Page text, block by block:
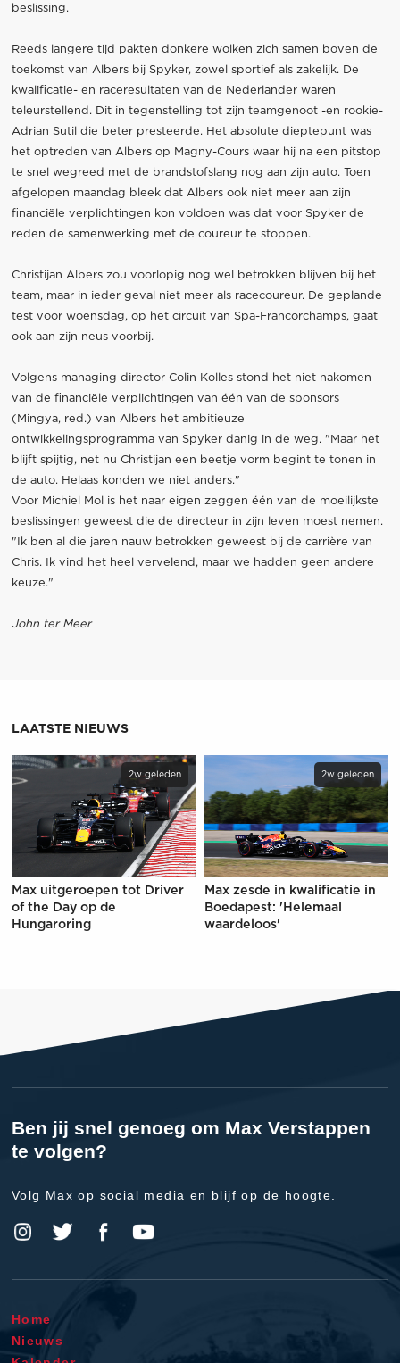
beslissing.
Reeds langere tijd pakten donkere wolken zich samen boven de
toekomst van Albers bij Spyker, zowel sportief als zakelijk. De
kwalificatie- en raceresultaten van de Nederlander waren
teleurstellend. Dit in tegenstelling tot zijn teamgenoot -en rookie-
Adrian Sutil die beter presteerde. Het absolute dieptepunt was
het optreden van Albers op Magny-Cours waar hij na een pitstop
te snel wegreed met de brandstofslang nog aan zijn auto. Toen
afgelopen maandag bleek dat Albers ook niet meer aan zijn
financiële verplichtingen kon voldoen was dat voor Spyker de
reden de samenwerking met de coureur te stoppen.
Christijan Albers zou voorlopig nog wel betrokken blijven bij het
team, maar in ieder geval niet meer als racecoureur. De geplande
test voor woensdag, op het circuit van Spa-Francorchamps, gaat
ook aan zijn neus voorbij.
Volgens managing director Colin Kolles stond het niet nakomen
van de financiële verplichtingen van één van de sponsors
(Mingya, red.) van Albers het ambitieuze
ontwikkelingsprogramma van Spyker danig in de weg. "Maar het
blijft spijtig, net nu Christijan een beetje vorm begint te tonen in
de auto. Helaas konden we niet anders."
Voor Michiel Mol is het naar eigen zeggen één van de moeilijkste
beslissingen geweest die de directeur in zijn leven moest nemen.
"Ik ben al die jaren nauw betrokken geweest bij de carrière van
Chris. Ik vind het heel vervelend, maar we hadden geen andere
keuze."
John ter Meer
LAATSTE NIEUWS
2w geleden
Max uitgeroepen tot Driver
of the Day op de
Hungaroring
2w geleden
Max zesde in kwalificatie in
Boedapest: 'Helemaal
waardeloos'
Ben jij snel genoeg om Max Verstappen
te volgen?
Volg Max op social media en blijf op de hoogte.
Home
Nieuws